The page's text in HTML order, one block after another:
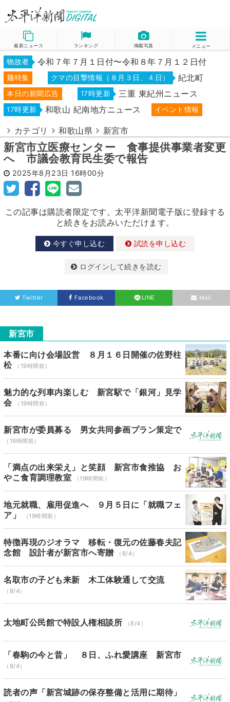
最新ニュース ランキング 掲載写真 メニュー
物故者 令和７年７月１日付〜令和８年７月１２日付
麺特集 クマの目撃情報（８月３日、４日） 紀北町
本日の新聞広告 17時更新 三重 東紀州ニュース
17時更新 和歌山 紀南地方ニュース イベント情報
カテゴリ 和歌山県 新宮市
新宮市立医療センター 食事提供事業者変更
へ 市議会教育民生委で報告
2025年8月23日 16時00分
この記事は購読者限定です。太平洋新聞電子版に登録する
と続きをお読みいただけます。
今すぐ申し込む 試読を申し込む
ログインして続きを読む
Twitter Facebook LINE Mail
新宮市
本番に向け会場設営 ８月１６日開催の佐野柱
松
（19時間前）
魅力的な列車内楽しむ 新宮駅で「銀河」見学
会
（19時間前）
新宮市が委員募る 男女共同参画プラン策定で
（19時間前）
「満点の出来栄え」と笑顔 新宮市食推協 お
やこ食育調理教室
（19時間前）
地元就職、雇用促進へ ９月５日に「就職フェ
ア」
（19時間前）
特徴再現のジオラマ 移転・復元の佐藤春夫記
念館 設計者が新宮市へ寄贈
（8/4）
名取市の子ども来新 木工体験通して交流
（8/4）
太地町公民館で特設人権相談所 （8/4）
「春駒の今と昔」 ８日、ふれ愛講座 新宮市
（8/4）
読者の声「新宮城跡の保存整備と活用に期待」